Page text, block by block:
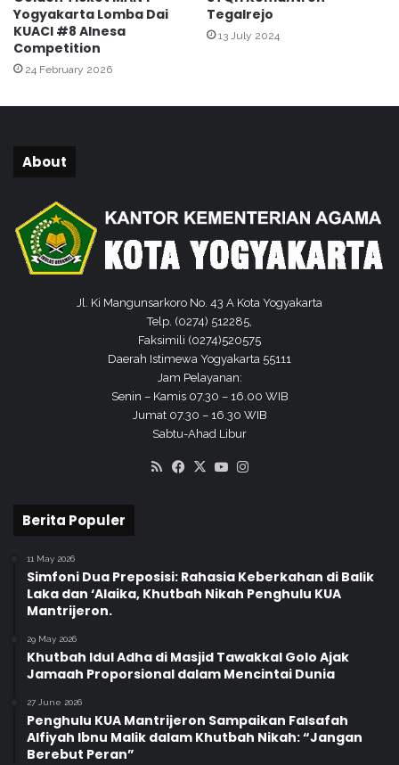
l
a
h
d
5
N
2
K
t
Yogyakarta Lomba Dai
KUACI #8 Alnesa
Competition
24 February 2026
Tegalrejo
13 July 2024
About
Jl. Ki Mangunsarkoro No. 43 A Kota Yogyakarta
Telp. (0274) 512285,
Faksimili (0274)520575
Daerah Istimewa Yogyakarta 55111
Jam Pelayanan:
Senin – Kamis 07.30 – 16.00 WIB
Jumat 07.30 – 16.30 WIB
Sabtu-Ahad Libur
RSS Facebook
X YouTube
Berita Populer
11 May 2026
Simfoni Dua Preposisi: Rahasia Keberkahan di Balik
Laka dan ‘Alaika, Khutbah Nikah Penghulu KUA
Mantrijeron.
29 May 2026
Khutbah Idul Adha di Masjid Tawakkal Golo Ajak
Jamaah Proporsional dalam Mencintai Dunia
27 June 2026
Penghulu KUA Mantrijeron Sampaikan Falsafah
Alfiyah Ibnu Malik dalam Khutbah Nikah: “Jangan
Berebut Peran”